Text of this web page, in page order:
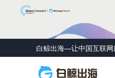
白鲸出海—让中国互联网